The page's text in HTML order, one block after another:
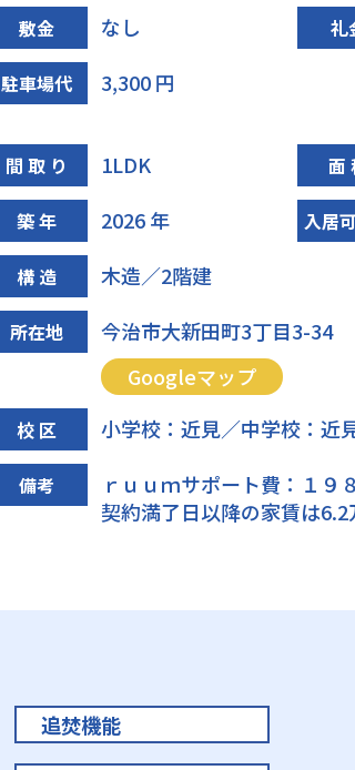
敷金 なし 礼
駐車場代 3,300 円
間 取 り 1LDK 面
築 年 2026 年 入居
構 造 木造／2階建
所在地
今治市大新田町3丁目3-34
Googleマップ
校 区 小学校：近見／中学校：近
備考
ｒｕｕｍサポート費：１９
契約満了日以降の家賃は6.2
追焚機能